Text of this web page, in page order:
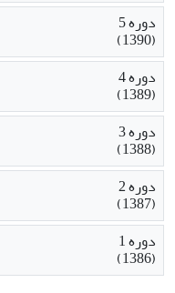
دوره 5
(1390)
دوره 4
(1389)
دوره 3
(1388)
دوره 2
(1387)
دوره 1
(1386)